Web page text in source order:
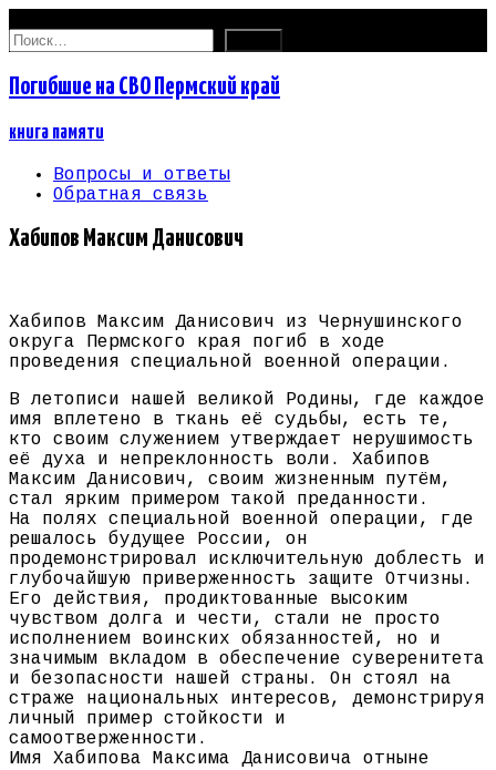
Найти:
Погибшие на СВО Пермский край
книга памяти
Вопросы и ответы
Обратная связь
Хабипов Максим Данисович
Хабипов Максим Данисович из Чернушинского
округа Пермского края погиб в ходе
проведения специальной военной операции.
В летописи нашей великой Родины, где каждое
имя вплетено в ткань её судьбы, есть те,
кто своим служением утверждает нерушимость
её духа и непреклонность воли. Хабипов
Максим Данисович, своим жизненным путём,
стал ярким примером такой преданности.
На полях специальной военной операции, где
решалось будущее России, он
продемонстрировал исключительную доблесть и
глубочайшую приверженность защите Отчизны.
Его действия, продиктованные высоким
чувством долга и чести, стали не просто
исполнением воинских обязанностей, но и
значимым вкладом в обеспечение суверенитета
и безопасности нашей страны. Он стоял на
страже национальных интересов, демонстрируя
личный пример стойкости и
самоотверженности.
Имя Хабипова Максима Данисовича отныне